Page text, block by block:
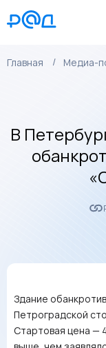
Главная Медиа-
В
Здание
Петроградской
Стартовая цена —